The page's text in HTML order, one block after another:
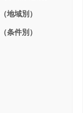
地域別）
条件別）